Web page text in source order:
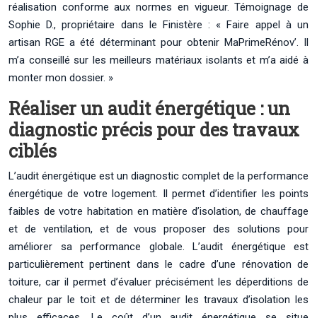
réalisation conforme aux normes en vigueur. Témoignage de
Sophie D., propriétaire dans le Finistère : « Faire appel à un
artisan RGE a été déterminant pour obtenir MaPrimeRénov’. Il
m’a conseillé sur les meilleurs matériaux isolants et m’a aidé à
monter mon dossier. »
Réaliser un audit énergétique : un
diagnostic précis pour des travaux
ciblés
L’audit énergétique est un diagnostic complet de la performance
énergétique de votre logement. Il permet d’identifier les points
faibles de votre habitation en matière d’isolation, de chauffage
et de ventilation, et de vous proposer des solutions pour
améliorer sa performance globale. L’audit énergétique est
particulièrement pertinent dans le cadre d’une rénovation de
toiture, car il permet d’évaluer précisément les déperditions de
chaleur par le toit et de déterminer les travaux d’isolation les